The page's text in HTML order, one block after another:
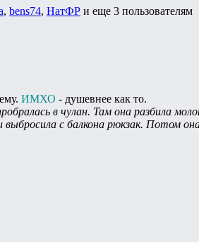
, bens74, НатФР и еще 3 пользователям
ИМХО - душевнее как то.
в чулан. Там она разбила
выбросила с балкона рюкзак.